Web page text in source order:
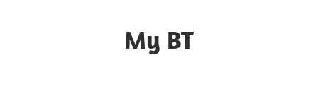
My BT